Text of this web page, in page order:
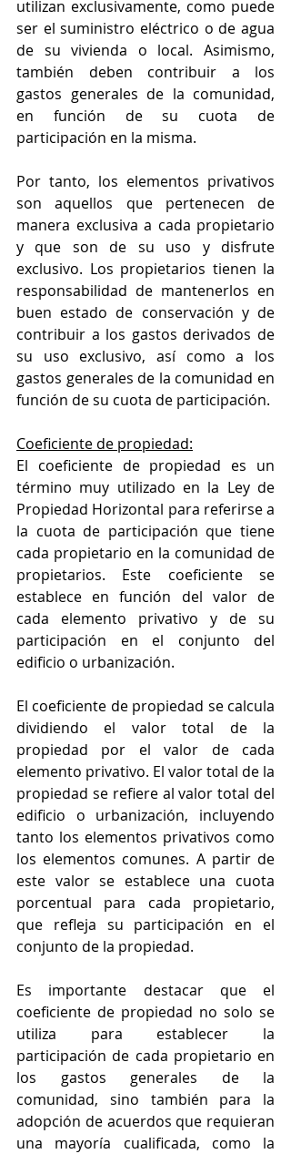
utilizan exclusivamente, como puede
ser el suministro eléctrico o de agua
de su vivienda o local. Asimismo,
también deben contribuir a los
gastos generales de la comunidad,
en función de su cuota de
participación en la misma.
Por tanto, los elementos privativos
son aquellos que pertenecen de
manera exclusiva a cada propietario
y que son de su uso y disfrute
exclusivo. Los propietarios tienen la
responsabilidad de mantenerlos en
buen estado de conservación y de
contribuir a los gastos derivados de
su uso exclusivo, así como a los
gastos generales de la comunidad en
función de su cuota de participación.
Coeficiente de propiedad:
El coeficiente de propiedad es un
término muy utilizado en la Ley de
Propiedad Horizontal para referirse a
la cuota de participación que tiene
cada propietario en la comunidad de
propietarios. Este coeficiente se
establece en función del valor de
cada elemento privativo y de su
participación en el conjunto del
edificio o urbanización.
El coeficiente de propiedad se calcula
dividiendo el valor total de la
propiedad por el valor de cada
elemento privativo. El valor total de la
propiedad se refiere al valor total del
edificio o urbanización, incluyendo
tanto los elementos privativos como
los elementos comunes. A partir de
este valor se establece una cuota
porcentual para cada propietario,
que refleja su participación en el
conjunto de la propiedad.
Es importante destacar que el
coeficiente de propiedad no solo se
utiliza para establecer la
participación de cada propietario en
los gastos generales de la
comunidad, sino también para la
adopción de acuerdos que requieran
una mayoría cualificada, como la